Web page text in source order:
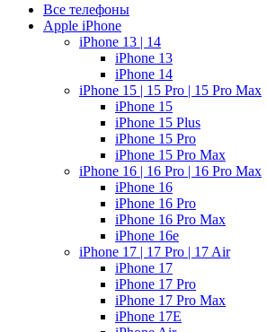
Все телефоны
Apple iPhone
iPhone 13 | 14
iPhone 13
iPhone 14
iPhone 15 | 15 Pro | 15 Pro Max
iPhone 15
iPhone 15 Plus
iPhone 15 Pro
iPhone 15 Pro Max
iPhone 16 | 16 Pro | 16 Pro Max
iPhone 16
iPhone 16 Pro
iPhone 16 Pro Max
iPhone 16e
iPhone 17 | 17 Pro | 17 Air
iPhone 17
iPhone 17 Pro
iPhone 17 Pro Max
iPhone 17E